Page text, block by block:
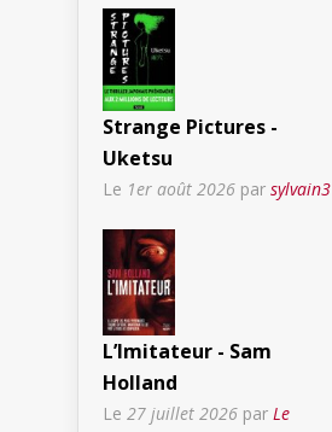
Strange Pictures -
Uketsu
Le 1er août 2026 par sylvain3
L’Imitateur - Sam
Holland
Le 27 juillet 2026 par Le